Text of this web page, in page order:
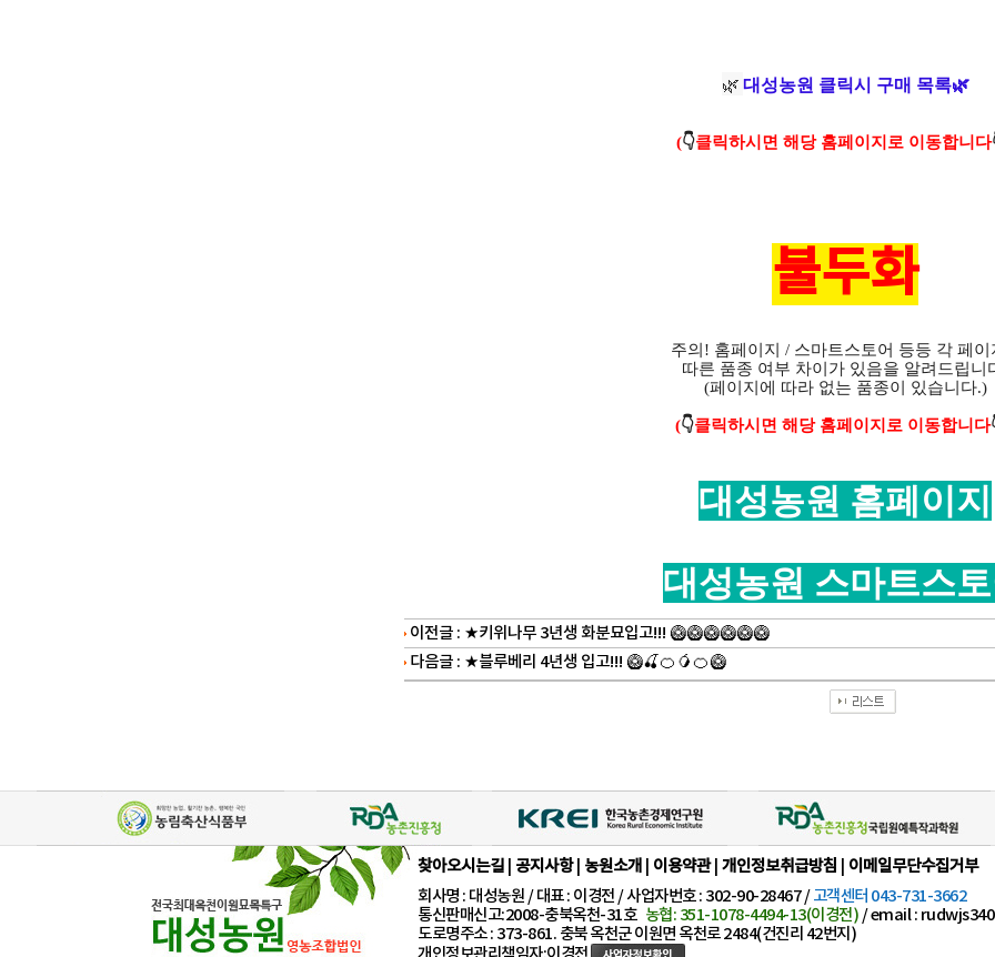
🌿 대성농원 클릭시 구매 목록🌿
(👇클릭하시면 해당 홈페이지로 이동합니다
불두화
주의! 홈페이지 / 스마트스토어 등등 각 페이
따른 품종 여부 차이가 있음을 알려드립니
(페이지에 따라 없는 품종이 있습니다.)
(👇클릭하시면 해당 홈페이지로 이동합니다
대성농원 홈페이지
대성농원 스마트스
이전글 : ★키위나무 3년생 화분묘입고!!! 🥝🥝🥝🥝🥝🥝
다음글 : ★블루베리 4년생 입고!!! 🥝🍒🍊🥭🍊🥝
찾아오시는길 공지사항| 농원소개 이용약관| 개인정보취급방침
이메일무단수집거부
회사명 : 대성농원 / 대표 : 이경전 / 사업자번호 : 302-90-28467 /고객센터 043-731-3662
통신판매신고:2008-충북옥천-31호 농협: 351-1078-4494-13(이경전) / email :
도로명주소 : 373-861. 충북 옥천군 이원면 옥천로 2484(건진리 42번지)